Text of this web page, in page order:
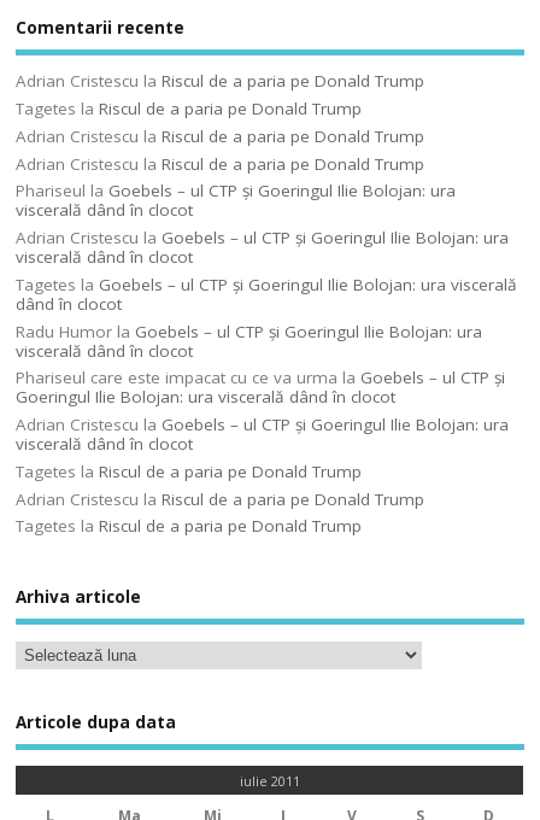
Comentarii recente
Adrian Cristescu laRiscul de a paria pe Donald Trump
Tagetes laRiscul de a paria pe Donald Trump
Adrian Cristescu laRiscul de a paria pe Donald Trump
Adrian Cristescu laRiscul de a paria pe Donald Trump
Phariseul la Goebels – ul CTP şi Goeringul Ilie Bolojan: ura
viscerală dând în clocot
Adrian Cristescu la Goebels – ul CTP şi Goeringul Ilie Bolojan: ura
viscerală dând în clocot
Tagetes la Goebels – ul CTP şi Goeringul Ilie Bolojan: ura viscerală
dând în clocot
Radu Humor la Goebels – ul CTP şi Goeringul Ilie Bolojan: ura
viscerală dând în clocot
Phariseul care este impacat cu ce va urma la Goebels – ul CTP şi
Goeringul Ilie Bolojan: ura viscerală dând în clocot
Adrian Cristescu la Goebels – ul CTP şi Goeringul Ilie Bolojan: ura
viscerală dând în clocot
Tagetes laRiscul de a paria pe Donald Trump
Adrian Cristescu laRiscul de a paria pe Donald Trump
Tagetes laRiscul de a paria pe Donald Trump
Arhiva articole
Articole dupa data
iulie 2011
L Ma Mi J V S D